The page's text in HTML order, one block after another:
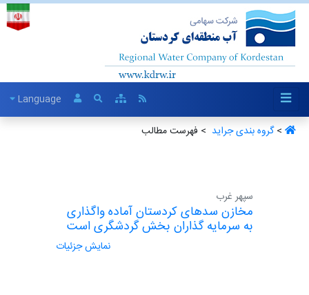
Language
>گروه بندی جراید ‏ > فهرست مطالب
سپهر غرب
مخازن سدهای کردستان آماده واگذاری
به سرمایه گذاران بخش گردشگری است
نمایش جزئیات